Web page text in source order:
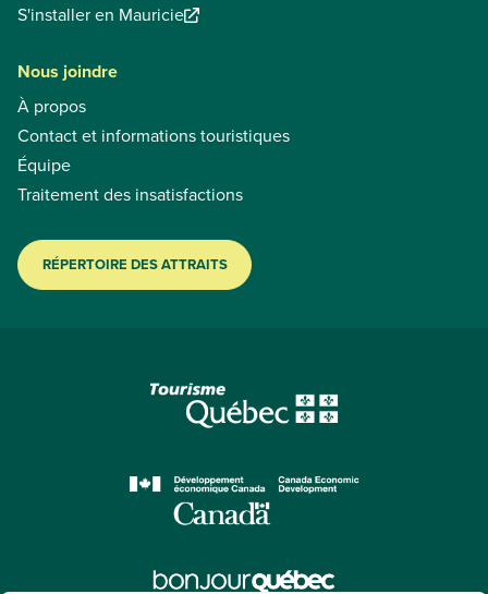
S'installer en Mauricie
Nous joindre
À propos
Contact et informations touristiques
Équipe
Traitement des insatisfactions
RÉPERTOIRE DES ATTRAITS